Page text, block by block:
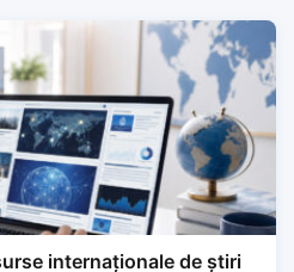
internaționale de știri